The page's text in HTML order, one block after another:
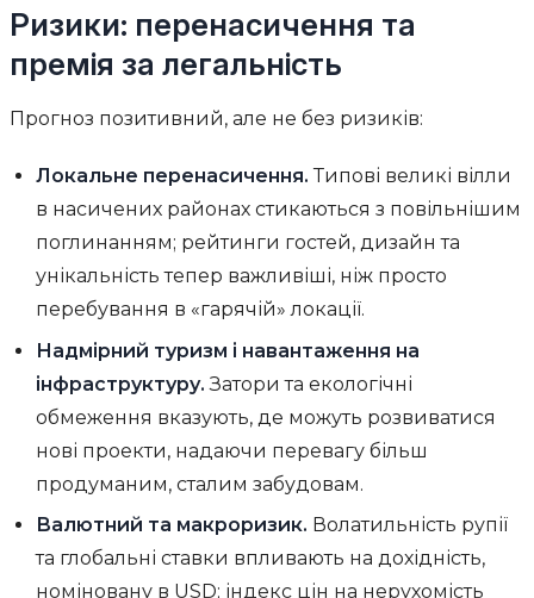
Ризики: перенасичення та
премія за легальність
Прогноз позитивний, але не без ризиків:
Локальне перенасичення. Типові великі вілли
в насичених районах стикаються з повільнішим
поглинанням; рейтинги гостей, дизайн та
унікальність тепер важливіші, ніж просто
перебування в «гарячій» локації.
Надмірний туризм і навантаження на
інфраструктуру. Затори та екологічні
обмеження вказують, де можуть розвиватися
нові проекти, надаючи перевагу більш
продуманим, сталим забудовам.
Валютний та макроризик. Волатильність рупії
та глобальні ставки впливають на дохідність,
номіновану в USD; індекс цін на нерухомість